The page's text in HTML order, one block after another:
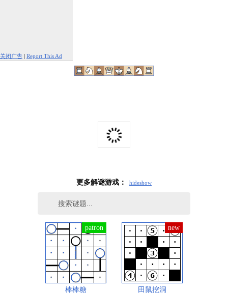
关闭广告 | Report This Ad
更多解谜游戏： hideshow
棒棒糖 田鼠挖洞